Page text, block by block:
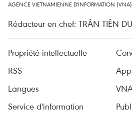
AGENCE VIETNAMIENNE D'INFORMATION (VNA)
Rédacteur en chef: TRÂN TIÊN
Propriété intellectuelle
RSS
Langues
Service d'information